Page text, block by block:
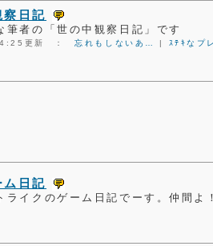
日記
筆者の「世の中観察日記」です
更新 ：忘れもしないあ… | ｽﾃｷなプ
ム日記
ライクのゲーム日記でーす。仲間